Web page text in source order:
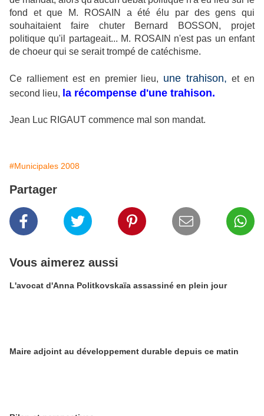
fond et que M. ROSAIN a été élu par des gens qui
souhaitaient faire chuter Bernard BOSSON, projet
politique qu'il partageait... M. ROSAIN n'est pas un enfant
de choeur qui se serait trompé de catéchisme.
Ce ralliement est en premier lieu, une trahison, et en
second lieu, la récompense d'une trahison.
Jean Luc RIGAUT commence mal son mandat.
#Municipales 2008
Partager
Vous aimerez aussi
L'avocat d'Anna Politkovskaïa assassiné en plein jour
Maire adjoint au développement durable depuis ce matin